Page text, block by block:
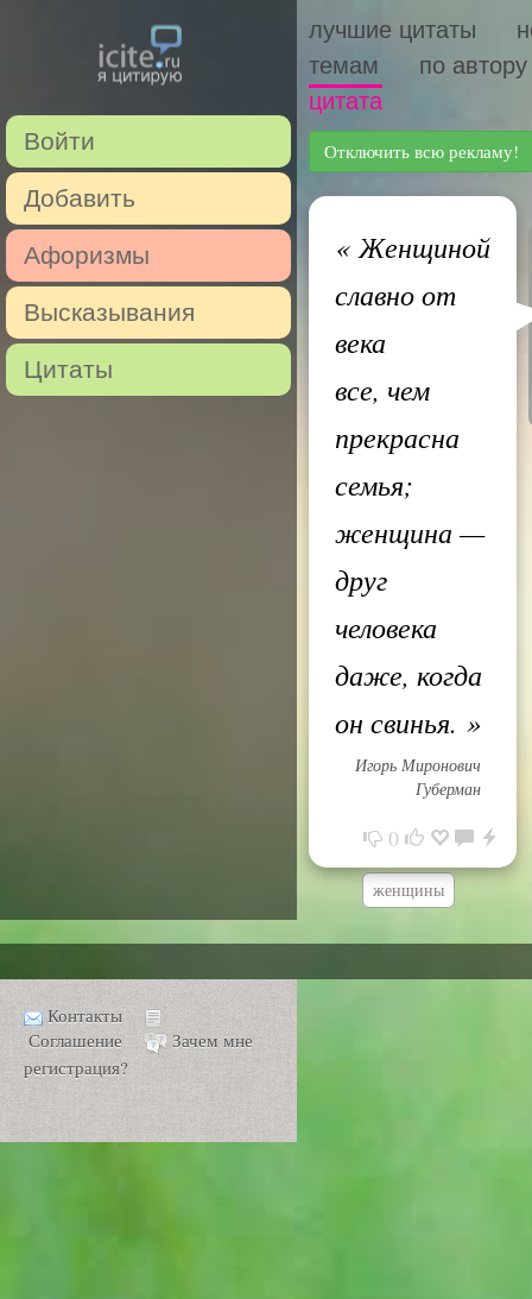
Войти
Добавить
Афоризмы
Высказывания
Цитаты
лучшие цитаты
темам
по автору
цитата
Отключить всю рекламу!
«Женщиной
славно от
века
все, чем
прекрасна
семья;
женщина —
друг
человека
даже, когда
он свинья. »
Игорь Миронович
Губерман
0
женщины
Контакты
Соглашение
Зачем мне
регистрация?